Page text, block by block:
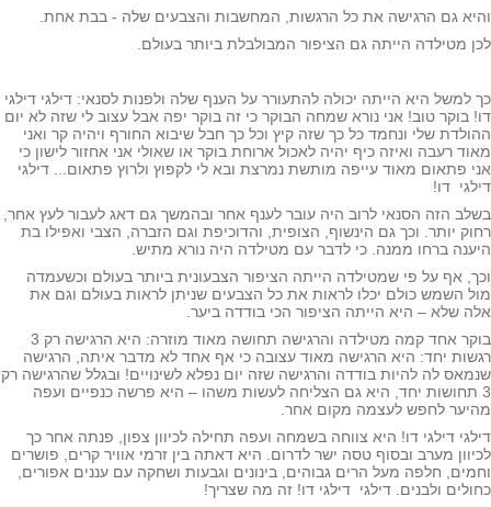
גם הרגישה את כל הרגשות, המחשבות והצבעים שלה - בבת אחת.
מטילדה הייתה גם הציפור המבולבלת ביותר בעולם.
למשל היא הייתה יכולה להתעורר על הענף שלה ולפנות לסנאי: דילגי דילגי
בוקר טוב! אני נורא שמחה הבוקר כי זה בוקר יפה אבל עצוב לי שזה לא יום
שלי ונחמד כל כך שזה קיץ וכל כך חבל שיבוא החורף ויהיה קר ואני
רעבה ואיזה כיף יהיה לאכול ארוחת בוקר או שאולי אני אחזור לישון כי
פתאום מאוד עייפה מותשת נמרצת ובא לי לקפוץ ולרוץ פתאום... דילגי
דו!
הזה הסנאי לרוב היה עובר לענף אחר ובהמשך גם דאג לעבור לעץ אחר,
יותר. וכך גם הינשוף, הצופית, והדוכיפת וגם הזברה, הצבי ואפילו בת
ברחו ממנה. כי לדבר עם מטילדה היה נורא מתיש.
אף על פי שמטילדה הייתה הציפור הצבעונית ביותר בעולם וכשעמדה
השמש כולם יכלו לראות את כל הצבעים שניתן לראות בעולם וגם את
שלא – היא הייתה הציפור הכי בודדה ביער.
בוקר אחד קמה מטילדה והרגישה תחושה מאוד מוזרה: היא הרגישה רק 3
יחד: היא הרגישה מאוד עצובה כי אף אחד לא מדבר איתה, הרגישה
לה להיות בודדה והרגישה שזה יום נפלא לשינויים! ובגלל שהרגישה רק
3 תחושות יחד, היא גם הצליחה לעשות משהו – היא פרשה כנפיים ועפה
לחפש לעצמה מקום אחר.
דילגי דו! היא צווחה בשמחה ועפה תחילה לכיוון צפון, פנתה אחר כך
מערב ובסוף טסה ישר לדרום. היא דאתה בין זרמי אוויר קרים, פושרים
חלפה מעל הרים גבוהים, בינונים וגבעות ושחקה עם עננים אפורים,
ולבנים. דילגי דילגי דו! זה מה שצריך!